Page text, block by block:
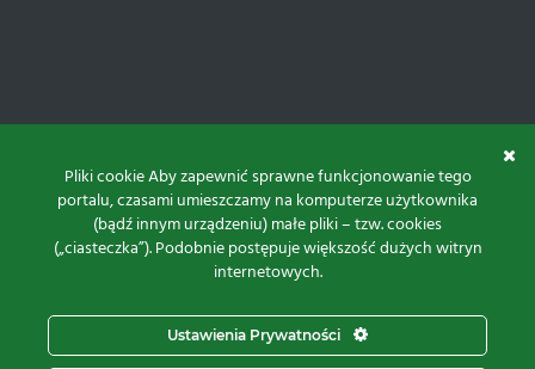
Projekt i realizacja:
Pliki cookie Aby zapewnić sprawne funkcjonowanie tego
portalu, czasami umieszczamy na komputerze użytkownika
(bądź innym urządzeniu) małe pliki – tzw. cookies
(„ciasteczka”). Podobnie postępuje większość dużych witryn
internetowych.
Ustawienia Prywatności